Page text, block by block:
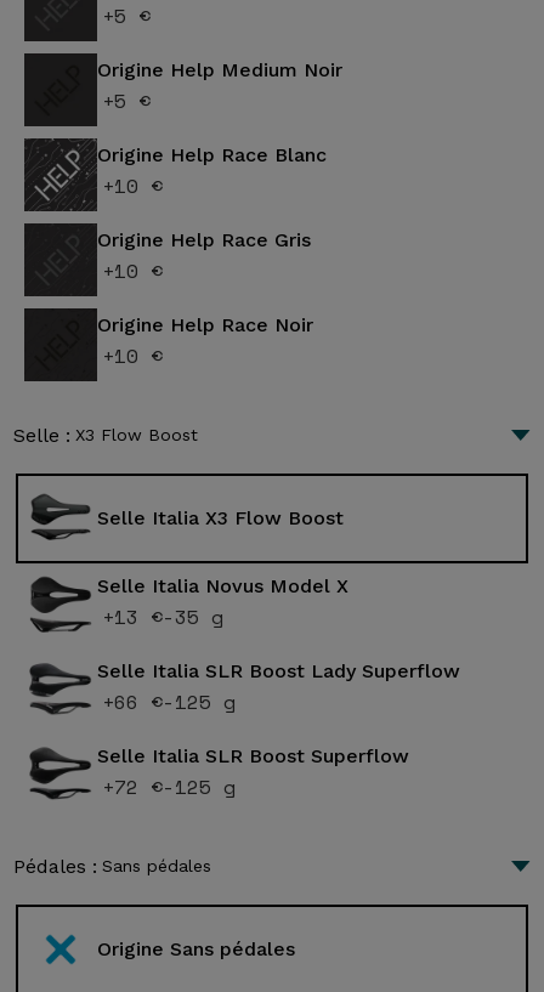
+5 €
Origine Help Medium Noir
+5 €
Origine Help Race Blanc
+10 €
Origine Help Race Gris
+10 €
Origine Help Race Noir
+10 €
Selle : X3 Flow Boost
Selle Italia X3 Flow Boost
Selle Italia Novus Model X
+13 €-35 g
Selle Italia SLR Boost Lady Superflow
+66 €-125 g
Selle Italia SLR Boost Superflow
+72 €-125 g
Pédales : Sans pédales
Origine Sans pédales